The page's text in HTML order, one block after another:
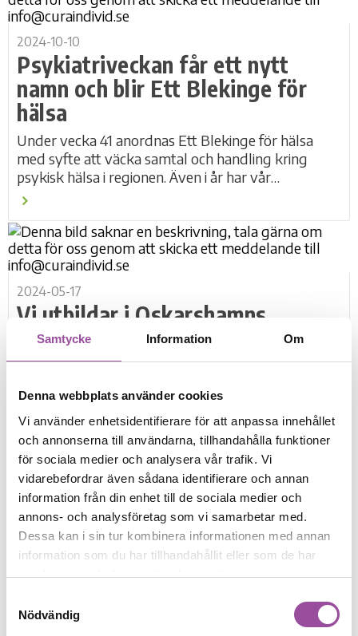
Samtycke Information Om
Denna webbplats använder cookies
Vi använder enhetsidentifierare för att anpassa innehållet
och annonserna till användarna, tillhandahålla funktioner
för sociala medier och analysera vår trafik. Vi
vidarebefordrar även sådana identifierare och annan
information från din enhet till de sociala medier och
annons- och analysföretag som vi samarbetar med.
Dessa kan i sin tur kombinera informationen med annan
information som du har tillhandahållit eller som de har
samlat in när du har använt deras tjänster.
Nödvändig
2024-10-10
Psykiatriveckan får ett nytt
namn och blir Ett Blekinge för
hälsa
Under vecka 41 anordnas Ett Blekinge för hälsa
med syfte att väcka samtal och handling kring
psykisk hälsa i regionen. Även i år har vår
verksamhet Personliga ombud deltagit på
2024-05-17
Vi utbildar i Oskarshamns
kommun
Nu har Cura resurscentrum tillsammans med
i år i tredagars tydliggörande pedagogik för
medarbetare i Oskarshamns kommun.
Oskarshamns...
2024-04-25
Cura Resurscentrum har deltagit
på Npf-forum
stapeln i Aula Medica på Karolinska institutet och vi
på Cura Resurscentrum hade förmånen att delta.